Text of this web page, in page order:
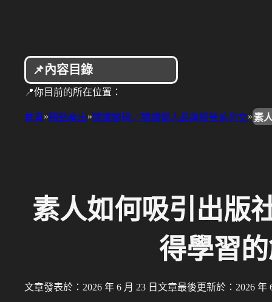
📌內容目錄
📍你目前的所在位置：
首頁»觀點產出»閱讀變現／閱讀個人品牌經營系列文» 素
素人如何吸引出版
得學習
文章發表於：2026 年 6 月 23 日 文章最後更新於：2026 年